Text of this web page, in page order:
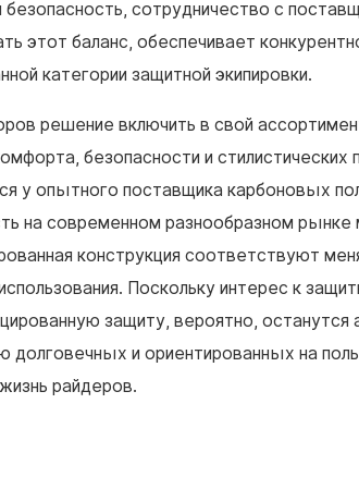
сотрудничество с
этот баланс, обеспечивает
категории защитной экипировки.
решение включить в свой
безопасности и стилистических
у опытного поставщика карбоновых
на современном разнообразном
конструкция соответствуют
Поскольку интерес к
защиту, вероятно, останутся
долговечных и ориентированных на
райдеров.